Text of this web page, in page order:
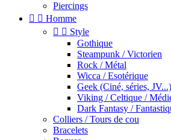
Piercings
  Homme
  Style
Gothique
Steampunk / Victorien
Rock / Métal
Wicca / Esotérique
Geek (Ciné, séries,
Viking / Celtique /
Dark Fantasy /
Colliers / Tours de cou
Bracelets